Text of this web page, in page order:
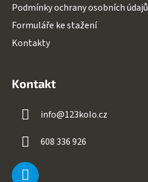
Podmínky ochrany osobních údajů
Formuláře ke stažení
Kontakty
Kontakt
info@123kolo.cz
608 336 926